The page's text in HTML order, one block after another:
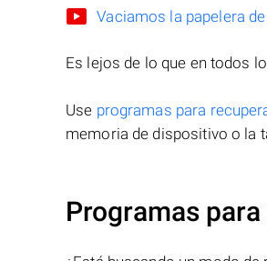
Vaciamos la papelera
Es lejos de lo que en todos
Use programas para
memoria de dispositivo o la
Programas